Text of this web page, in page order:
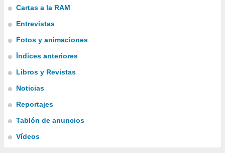
Cartas a la RAM
Entrevistas
Fotos y animaciones
Índices anteriores
Libros y Revistas
Noticias
Reportajes
Tablón de anuncios
Vídeos